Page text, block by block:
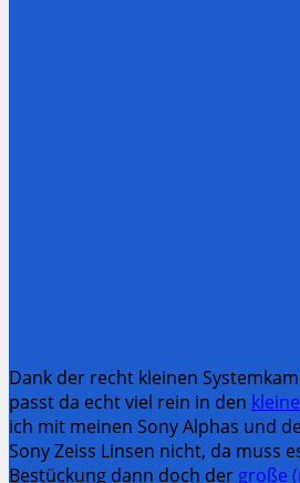
Dank der recht kleinen
passt da echt viel rein in den
ich mit meinen Sony Alphas und
Sony Zeiss Linsen nicht, da muss
Bestückung dann doch der große